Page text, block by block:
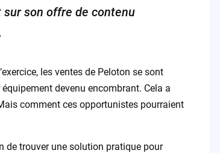
son offre de contenu
les ventes de Peloton se sont
devenu encombrant. Cela a
comment ces opportunistes pourraient
de trouver une solution pratique pour